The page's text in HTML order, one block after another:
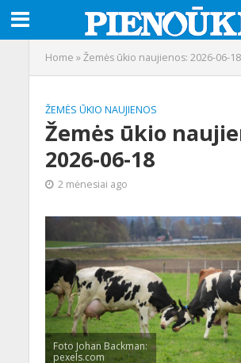
Home »Žemės ūkio naujienos: 2026-06-18
ŽEMĖS ŪKIO NAUJIENOS
Žemės ūkio
2026-06-18
2 mėnesiai ago
Foto Johan Backman:
pexels.com